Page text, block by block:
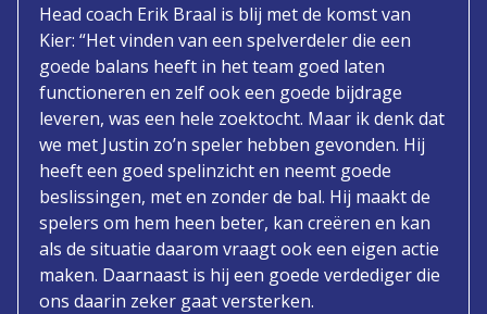
Head coach Erik Braal is blij met de komst van
Kier: “Het vinden van een spelverdeler die een
goede balans heeft in het team goed laten
functioneren en zelf ook een goede bijdrage
leveren, was een hele zoektocht. Maar ik denk dat
we met Justin zo’n speler hebben gevonden. Hij
heeft een goed spelinzicht en neemt goede
beslissingen, met en zonder de bal. Hij maakt de
spelers om hem heen beter, kan creëren en kan
als de situatie daarom vraagt ook een eigen actie
maken. Daarnaast is hij een goede verdediger die
ons daarin zeker gaat versterken.